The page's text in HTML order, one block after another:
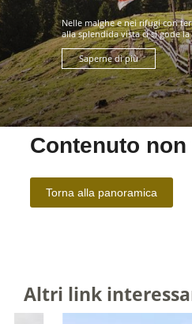
Nelle malghe e nei rifugi con
alla splendida vista ci si gode la
Saperne di più
Altri link